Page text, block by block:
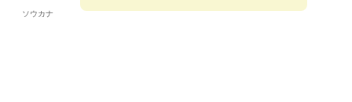
ソウカナ